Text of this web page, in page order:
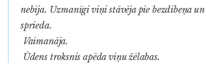
nebija. Uzmanīgi viņi stāvēja pie bezdibeņa un
sprieda.
Vaimanāja.
Ūdens troksnis apēda viņu žēlabas.